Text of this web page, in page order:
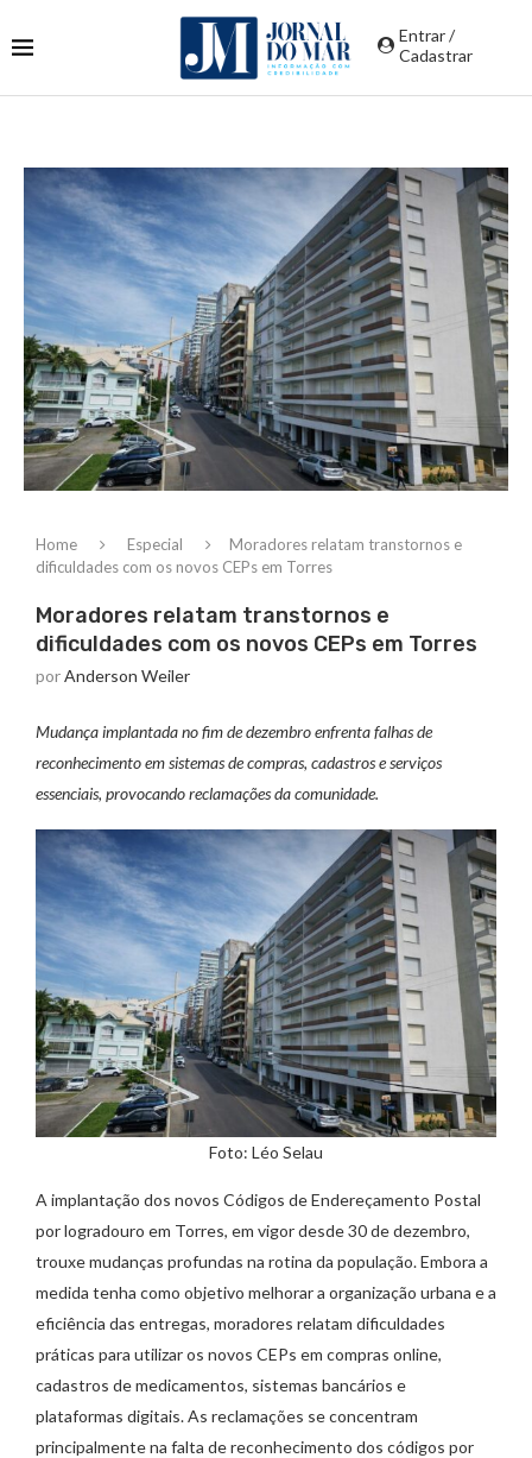
Entrar /
Cadastrar
Home Especial
Moradores relatam transtornos e
dificuldades com os novos CEPs em Torres
Moradores relatam transtornos e
dificuldades com os novos CEPs em Torres
porAnderson Weiler
Mudança implantada no fim de dezembro enfrenta falhas de
reconhecimento em sistemas de compras, cadastros e serviços
essenciais, provocando reclamações da comunidade.
Foto: Léo Selau
A implantação dos novos Códigos de Endereçamento Postal
por logradouro em Torres, em vigor desde 30 de dezembro,
trouxe mudanças profundas na rotina da população. Embora a
medida tenha como objetivo melhorar a organização urbana e a
eficiência das entregas, moradores relatam dificuldades
práticas para utilizar os novos CEPs em compras online,
cadastros de medicamentos, sistemas bancários e
plataformas digitais. As reclamações se concentram
principalmente na falta de reconhecimento dos códigos por